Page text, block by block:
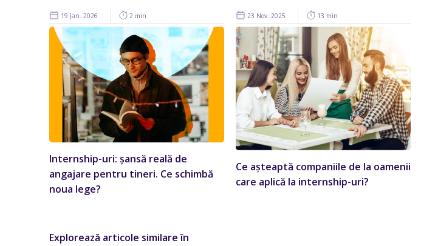
19 Jan. 2026 2 min
Internship-uri: șansă reală de
angajare pentru tineri. Ce schimbă
noua lege?
23 Nov. 2025 13 min
Ce așteaptă companiile de la oamenii
care aplică la internship-uri?
Explorează articole similare în